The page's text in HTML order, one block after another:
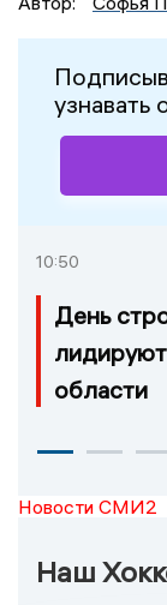
узнавать
10:50
День
области
Новости СМИ2
Наш